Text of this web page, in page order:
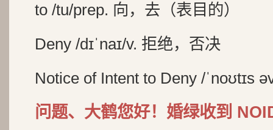
to /tu/prep. 向，去（表目的）
Deny /dɪˈnaɪ/v. 拒绝，否决
Notice of Intent to Deny /ˈnoʊtɪs
问题、大鹤您好！婚绿收到